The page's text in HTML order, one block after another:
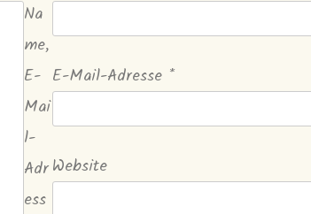
E-Mail-Adresse *
Website
Na
me,
E-
Mai
l-
Adr
ess